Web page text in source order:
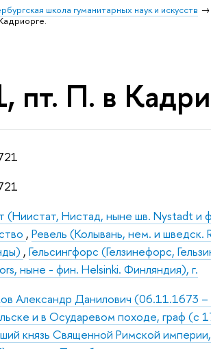
школа гуманитарных наук и искусств
пт. П. в
(Ниистат, Нистад, ныне шв. Nystadt и
,Ревель (Колывань, нем. и шведск.
,Гельсингфорс (Гелзинефорс,
ныне - фин. Helsinki. Финляндия), г.
Александр Данилович (06.11.1673
и в Осударевом походе, граф
князь Священной Римской